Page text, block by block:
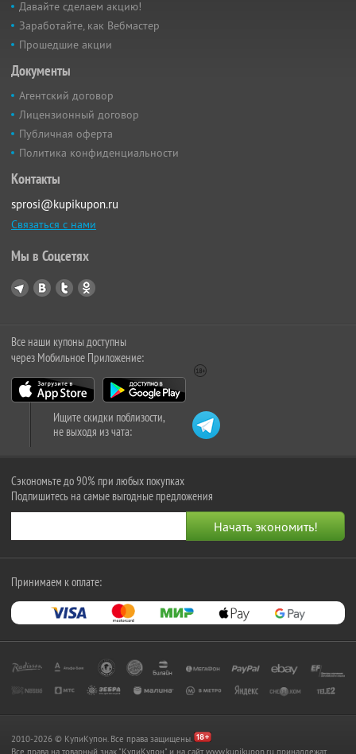
Давайте сделаем акцию!
Заработайте, как Вебмастер
Прошедшие акции
Документы
Агентский договор
Лицензионный договор
Публичная оферта
Политика конфиденциальности
Контакты
sprosi@kupikupon.ru
Связаться с нами
Мы в Соцсетях
Все наши купоны доступны
через Мобильное Приложение:
Ищите скидки поблизости,
не выходя из чата:
Сэкономьте до 90% при любых покупках
Подпишитесь на самые выгодные предложения
Принимаем к оплате:
2010-2026 © КупиКупон. Все права защищены.
Все права на товарный знак "КупиКупон" и на сайт www.kupikupon.ru принадлежат